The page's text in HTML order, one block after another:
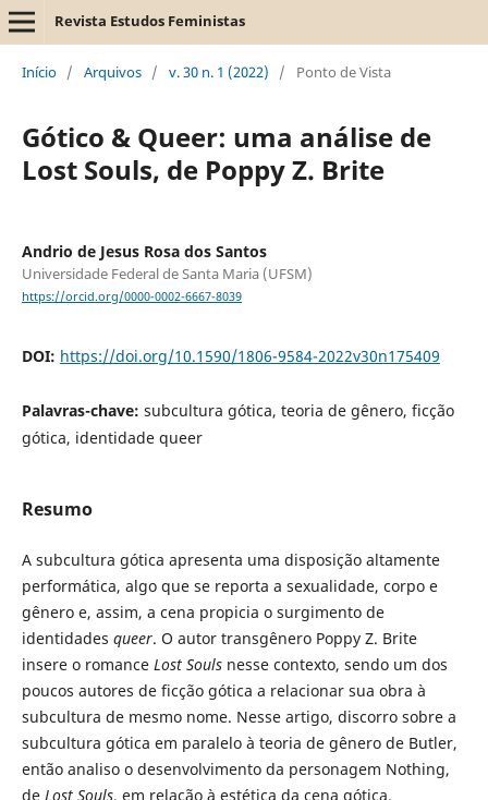
Revista Estudos Feministas
Início / Arquivos / v. 30 n. 1 (2022) / Ponto de Vista
Gótico & Queer: uma análise de
Lost Souls, de Poppy Z. Brite
Andrio de Jesus Rosa dos Santos
Universidade Federal de Santa Maria (UFSM)
https://orcid.org/0000-0002-6667-8039
DOI: https://doi.org/10.1590/1806-9584-2022v30n175409
Palavras-chave: subcultura gótica, teoria de gênero, ficção
gótica, identidade queer
Resumo
A subcultura gótica apresenta uma disposição altamente
performática, algo que se reporta a sexualidade, corpo e
gênero e, assim, a cena propicia o surgimento de
identidades queer. O autor transgênero Poppy Z. Brite
insere o romance Lost Soulsnesse contexto, sendo um dos
poucos autores de ficção gótica a relacionar sua obra à
subcultura de mesmo nome. Nesse artigo, discorro sobre a
subcultura gótica em paralelo à teoria de gênero de Butler,
então analiso o desenvolvimento da personagem Nothing,
deLost Souls, em relação à estética da cena gótica.